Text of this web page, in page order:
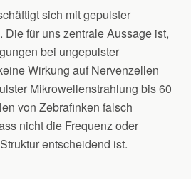
sich mit gepulster
für uns zentrale Aussage ist,
bei ungepulster
Wirkung auf Nervenzellen
Mikrowellenstrahlung bis 60
von Zebrafinken falsch
nicht die Frequenz oder
entscheidend ist.